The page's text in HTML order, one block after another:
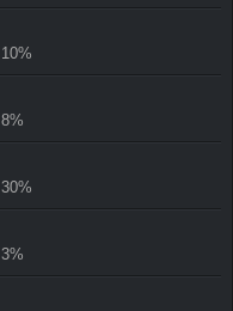
10%
8%
30%
3%